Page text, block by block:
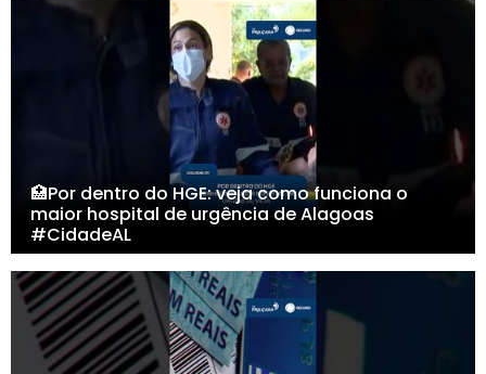
🏥Por dentro do HGE: veja como funciona o
maior hospital de urgência de Alagoas
#CidadeAL